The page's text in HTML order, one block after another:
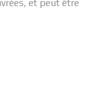
et peut être